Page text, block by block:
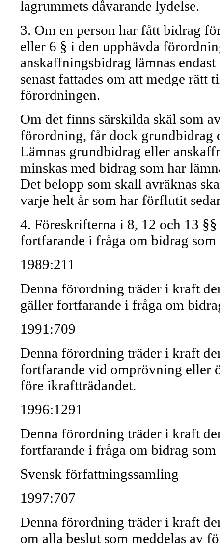
lagrummets dåvarande lydelse.
3. Om en person har fått bidrag
eller 6 § i den upphävda
anskaffningsbidrag lämnas
senast fattades om att medge
förordningen.
Om det finns särskilda skäl som
förordning, får dock grundbidrag
Lämnas grundbidrag eller
minskas med bidrag som har
Det belopp som skall avräknas
varje helt år som har förflutit
4. Föreskrifterna i 8, 12 och 13
fortfarande i fråga om bidrag
1989:211
Denna förordning träder i kraft
gäller fortfarande i fråga om
1991:709
Denna förordning träder i kraft
fortfarande vid omprövning eller
före ikraftträdandet.
1996:1291
Denna förordning träder i kraft
fortfarande i fråga om bidrag
Svensk författningssamling
1997:707
Denna förordning träder i kraft
om alla beslut som meddelas av